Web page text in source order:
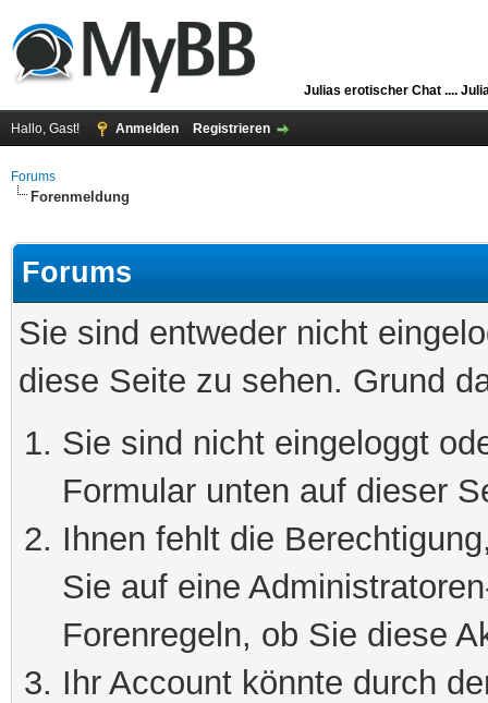
Julias erotischer Chat ....
Hallo, Gast! Anmelden Registrieren
Forums
Forenmeldung
Forums
Sie sind entweder nicht
diese Seite zu sehen. Grund
Sie sind nicht eingeloggt
Formular unten auf dieser
Ihnen fehlt die
Sie auf eine
Forenregeln, ob Sie diese
Ihr Account könnte durch